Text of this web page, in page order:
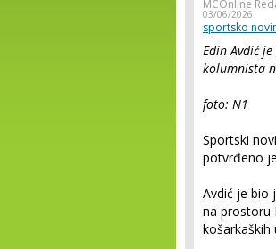
MCOnline
03/06/2026
sportsko
Edin Avdić
kolumnista
foto: N1
Sportski
potvrđeno
Avdić je bio
na prostoru
košarkaških